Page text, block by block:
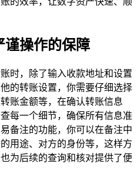
谨操作的保障
时，除了输入收款地址和设置
的转账设置，你需要仔细选择
账金额等，在确认转账信息
每一个细节，确保所有信息准
备注的功能，你可以在备注中
用途、对方的身份等，这样方
为后续的查询和核对提供了便